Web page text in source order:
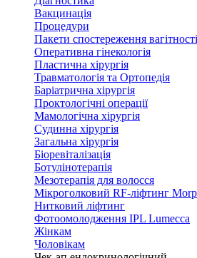
Вакцинація
Процедури
Пакети спостереження вагітності
Оперативна гінекологія
Пластична хірургія
Травматологія та Ортопедія
Баріатрична хірургія
Проктологічні операції
Мамологічна хірургія
Судинна хірургія
Загальна хірургія
Біоревіталізація
Ботулінотерапія
Мезотерапія для волосся
Мікроголковий RF-ліфтинг
Нитковий ліфтинг
Фотоомолодження IPL Lumecca
Жінкам
Чоловікам